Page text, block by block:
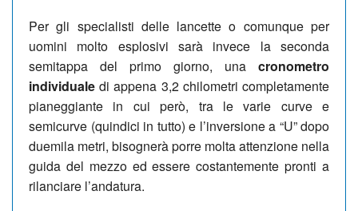
Per gli specialisti delle lancette o comunque per
uomini molto esplosivi sarà invece la seconda
semitappa del primo giorno, una cronometro
individuale di appena 3,2 chilometri completamente
pianeggiante in cui però, tra le varie curve e
semicurve (quindici in tutto) e l’inversione a “U” dopo
duemila metri, bisognerà porre molta attenzione nella
guida del mezzo ed essere costantemente pronti a
rilanciare l’andatura.